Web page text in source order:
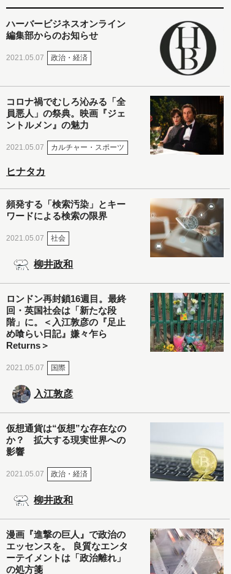
ハーバービジネスオンライン
編集部からのお知らせ
2021.05.07 政治・経済
コロナ禍でむしろ沁みる「全
員悪人」の祭典。映画『ジェ
ントルメン』の魅力
2021.05.07 カルチャー・スポーツ
ヒナタカ
頻発する「検索汚染」とキー
ワードによる検索の限界
2021.05.07 社会
柳井政和
ロンドン再封鎖16週目。最終
回・英国社会は「新たな段
階」に。＜入江敦彦の『足止
め喰らい日記』嫌々乍ら
Returns＞
2021.05.07 国際
入江敦彦
仮想通貨は“仮想”な存在なの
か？ 拡大する現実世界への
影響
2021.05.07 政治・経済
柳井政和
漫画『進撃の巨人』で政治の
エッセンスを。 良質なエンタ
ーテイメントは「政治離れ」
の処方箋